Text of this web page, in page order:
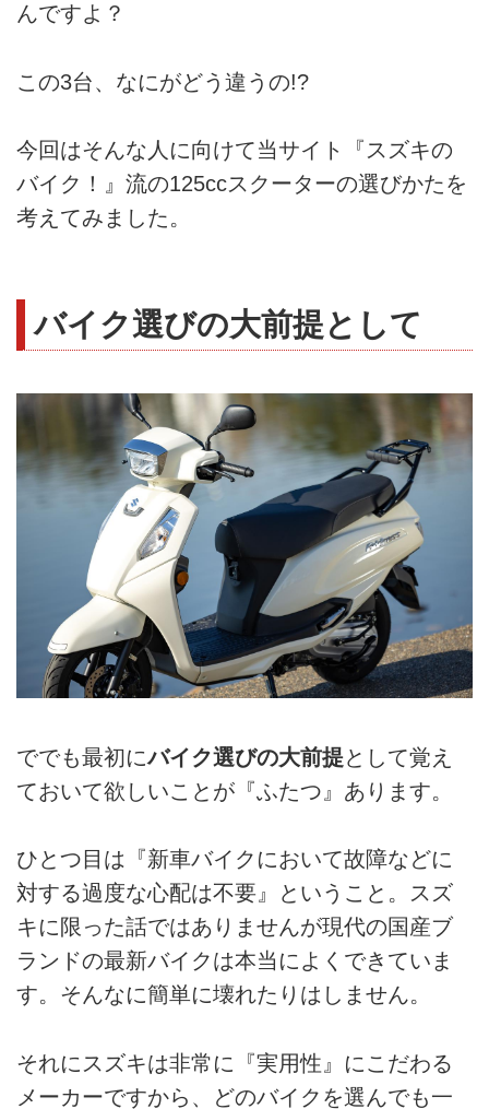
んですよ？
この3台、なにがどう違うの!?
今回はそんな人に向けて当サイト『スズキの
バイク！』流の125ccスクーターの選びかたを
考えてみました。
バイク選びの大前提として
ででも最初にバイク選びの大前提として覚え
ておいて欲しいことが『ふたつ』あります。
ひとつ目は『新車バイクにおいて故障などに
対する過度な心配は不要』ということ。スズ
キに限った話ではありませんが現代の国産ブ
ランドの最新バイクは本当によくできていま
す。そんなに簡単に壊れたりはしません。
それにスズキは非常に『実用性』にこだわる
メーカーですから、どのバイクを選んでも一